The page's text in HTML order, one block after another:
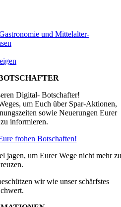
und Mittelalter-
Digital- Botschafter!
um Euch über Spar-Aktionen,
sowie Neuerungen Eurer
informieren.
frohen Botschaften!
jagen, um Eurer Wege nicht mehr zu
wir wie unser schärfstes